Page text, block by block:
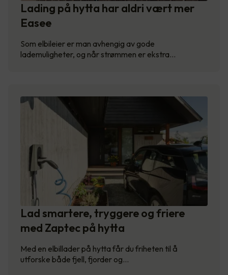
Lading på hytta har aldri vært mer
Easee
Som elbileier er man avhengig av gode
lademuligheter, og når strømmen er ekstra…
Lad smartere, tryggere og friere
med Zaptec på hytta
Med en elbillader på hytta får du friheten til å
utforske både fjell, fjorder og…